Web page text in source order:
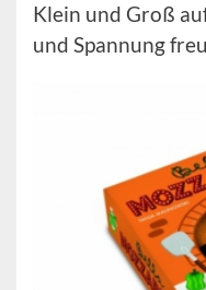
Klein und Groß
und Spannung